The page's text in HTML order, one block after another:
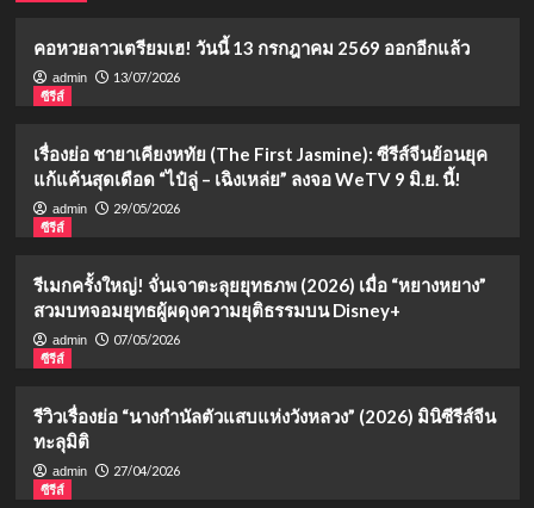
คอหวยลาวเตรียมเฮ! วันนี้ 13 กรกฎาคม 2569 ออกอีกแล้ว
admin
13/07/2026
ซีรีส์
เรื่องย่อ ชายาเคียงหทัย (The First Jasmine): ซีรีส์จีนย้อนยุค
แก้แค้นสุดเดือด “ไป๋ลู่ – เฉิงเหล่ย” ลงจอ WeTV 9 มิ.ย. นี้!
admin
29/05/2026
ซีรีส์
รีเมกครั้งใหญ่! จั่นเจาตะลุยยุทธภพ (2026) เมื่อ “หยางหยาง”
สวมบทจอมยุทธผู้ผดุงความยุติธรรมบน Disney+
admin
07/05/2026
ซีรีส์
รีวิวเรื่องย่อ “นางกำนัลตัวแสบแห่งวังหลวง” (2026) มินิซีรีส์จีน
ทะลุมิติ
admin
27/04/2026
ซีรีส์